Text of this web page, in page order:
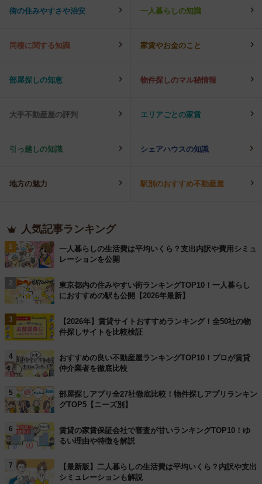
街の住みやすさや治安 一人暮らしの知識
同棲に関する知識 家賃やお金のこと
部屋探しの知恵 物件探しのマル秘情報
大手不動産屋の評判 エリアごとの家賃
引っ越しの知識 シェアハウスの知識
地方の魅力 駅別のおすすめ不動産屋
人気記事ランキング
1
一人暮らしの生活費は平均いくら？支出内訳や費用シミュ
レーションを公開
2
東京都内の住みやすい街ランキングTOP10！一人暮らし
におすすめの駅も公開【2026年最新】
3
【2026年】賃貸サイトおすすめランキング！全50社の物
件探しサイトを比較検証
4
おすすめの良い不動産屋ランキングTOP10！プロが賃貸
仲介業者を徹底比較
5
部屋探しアプリ全27社徹底比較！物件探しアプリランキン
グTOP5【ニーズ別】
6
賃貸の家賃保証会社で審査が甘いランキングTOP10！ゆ
るい理由や特徴を解説
7
【最新版】二人暮らしの生活費は平均いくら？内訳や支出
シミュレーションも解説